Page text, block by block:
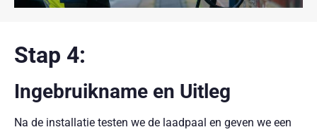
Stap 4:
Ingebruikname en Uitleg
Na de installatie testen we de laadpaal en geven we een